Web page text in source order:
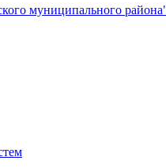
муниципального